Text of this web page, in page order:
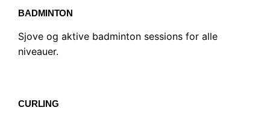
BADMINTON
Sjove og aktive badminton sessions for alle
niveauer.
CURLING